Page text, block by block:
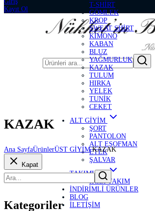
Kayıt Ol
T-SHİRT
GÖMLEK
KROP
SWEAT SHİRT
KİMONO
KABAN
BLUZ
YAĞMURLUK
KAZAK
TULUM
HIRKA
YELEK
TUNİK
CEKET
ALT GİYİM
ŞORT
PANTOLON
ALT EŞOFMAN
ETEK
ŞALVAR
TAKIMLAR
İKİLİ TAKIM
İNDİRİMLİ ÜRÜNLER
BLOG
İLETİŞİM
KAZAK
Ana SayfaÜrünlerÜST GİYİMKAZAK
Kapat
Kategoriler